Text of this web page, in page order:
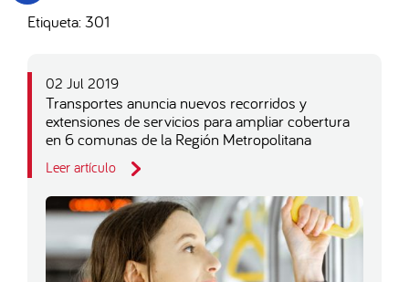
Etiqueta: 301
02 Jul 2019
Transportes anuncia nuevos recorridos y
extensiones de servicios para ampliar cobertura
en 6 comunas de la Región Metropolitana
Leer artículo